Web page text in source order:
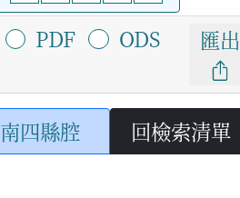
PDF ODS 匯出
南四縣腔 回檢索清單